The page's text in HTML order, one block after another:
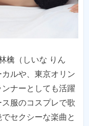
檎（しいな りん
ルや、東京オリン
ナーとしても活躍
服のコスプレで歌
セクシーな楽曲と